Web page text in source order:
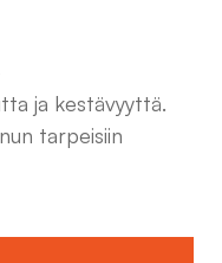
ja kestävyyttä.
tarpeisiin